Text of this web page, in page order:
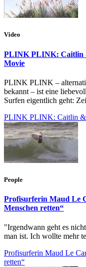
Video
PLINK PLINK: Caitlin
Movie
PLINK PLINK –
bekannt – ist eine
Surfen eigentlich geht:
PLINK PLINK: Caitlin &
People
Profisurferin Maud Le
Menschen retten“
"Irgendwann geht es
man ist. Ich wollte mehr
Profisurferin Maud Le
retten“